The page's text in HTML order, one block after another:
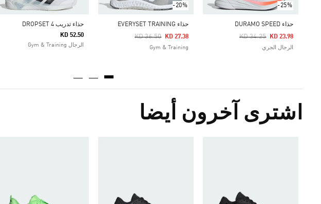
-25%
حذاء DURAMO SPEED
Price Reduced From
KD 34.25
To KD 23.98
الرجال الجري
-20%
حذاء EVERYSET TRAINING
Price Reduced From
KD 36.50
To KD 27.38
Gym & Training
حذاء تدريب DROPSET 4
KD 52.50
الرجال Gym & Training
اشترى آخرون أيضا